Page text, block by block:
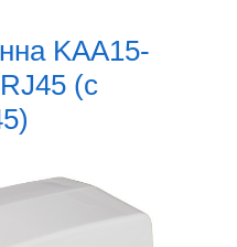
KAA15-
(с